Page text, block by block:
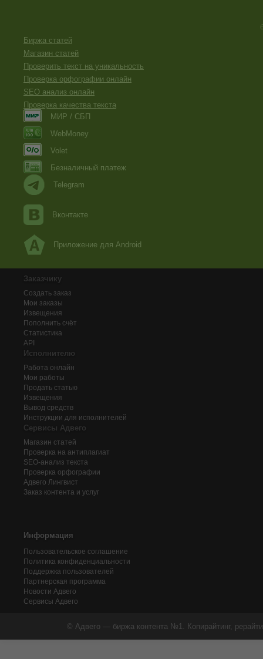
Биржа статей
Магазин статей
Проверить текст на уникальность
Проверка орфографии онлайн
SEO анализ онлайн
Проверка качества текста
МИР / СБП
WebMoney
Volet
Безналичный платеж
Telegram
Вконтакте
Приложение для Android
Заказчику
Создать заказ
Мои заказы
Извещения
Пополнить счёт
Статистика
API
Исполнителю
Работа онлайн
Мои работы
Продать статью
Извещения
Вывод средств
Инструкции для исполнителей
Сервисы Адвего
Магазин статей
Проверка на антиплагиат
SEO-анализ текста
Проверка орфографии
Адвего Лингвист
Заказ контента и услуг
Информация
Пользовательское соглашение
Политика конфиденциальности
Поддержка пользователей
Партнерская программа
Новости Адвего
Сервисы Адвего
© Адвего — биржа контента №1. Копирайтинг,